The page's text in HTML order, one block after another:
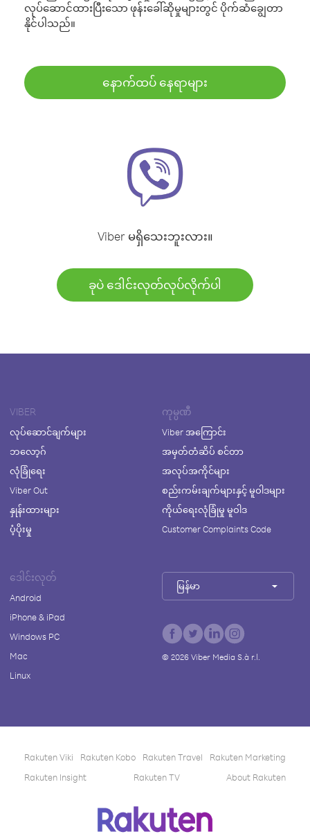
လုပ်ဆောင်ထားပြီးသော ဖုန်းခေါ်ဆိုမှုများတွင် ပိုက်ဆံချွေတာ
နိုင်ပါသည်။
နောက်ထပ် နေရာများ
Viber မရှိသေးဘူးလား။
ခုပဲ ဒေါင်းလုတ်လုပ်လိုက်ပါ
VIBER
လုပ်ဆောင်ချက်များ
ဘလော့ဂ်
လုံခြုံရေး
Viber Out
နှုန်းထားများ
ပံ့ပိုးမှု
ကုမ္ပဏီ
Viber အကြောင်း
အမှတ်တံဆိပ် စင်တာ
အလုပ်အကိုင်များ
စည်းကမ်းချက်များနှင့် မူဝါဒများ
ကိုယ်ရေးလုံခြုံမှု မူဝါဒ
Customer Complaints Code
ဒေါင်းလုတ်
Android
iPhone & iPad
Windows PC
Mac
Linux
မြန်မာ
© 2026Viber Media S.à r.l.
Rakuten Viki Rakuten Kobo Rakuten Travel
Rakuten Marketing
Rakuten Insight
Rakuten TV About Rakuten